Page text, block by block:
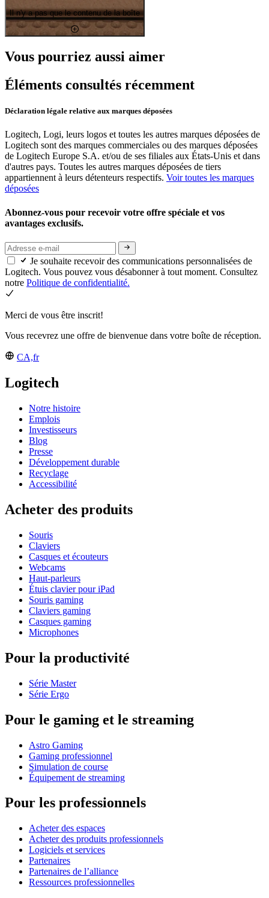
Il n'y a pas que le contenu de la boîte
Vous pourriez aussi aimer
Éléments consultés récemment
Déclaration légale relative aux marques déposées
Logitech, Logi, leurs logos et toutes les autres marques déposées de
Logitech sont des marques commerciales ou des marques déposées
de Logitech Europe S.A. et/ou de ses filiales aux États-Unis et dans
d'autres pays. Toutes les autres marques déposées de tiers
appartiennent à leurs détenteurs respectifs. Voir toutes les marques
déposées
Abonnez-vous pour recevoir votre offre spéciale et vos
avantages exclusifs.
Je souhaite recevoir des communications personnalisées de
Logitech. Vous pouvez vous désabonner à tout moment. Consultez
notre Politique de confidentialité.
Merci de vous être inscrit!
Vous recevrez une offre de bienvenue dans votre boîte de réception.
CA,fr
Logitech
Notre histoire
Emplois
Investisseurs
Blog
Presse
Développement durable
Recyclage
Accessibilité
Acheter des produits
Souris
Claviers
Casques et écouteurs
Webcams
Haut-parleurs
Étuis clavier pour iPad
Souris gaming
Claviers gaming
Casques gaming
Microphones
Pour la productivité
Série Master
Série Ergo
Pour le gaming et le streaming
Astro Gaming
Gaming professionnel
Simulation de course
Équipement de streaming
Pour les professionnels
Acheter des espaces
Acheter des produits professionnels
Logiciels et services
Partenaires
Partenaires de l’alliance
Ressources professionnelles